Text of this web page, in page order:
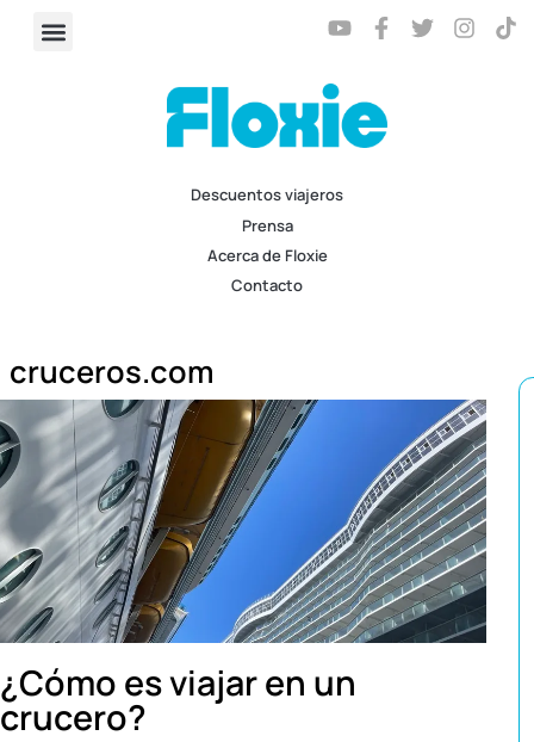
Descuentos viajeros
Prensa
Acerca de Floxie
Contacto
cruceros.com
¿Cómo es viajar en un
crucero?